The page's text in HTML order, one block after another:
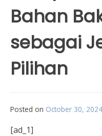
Bahan
sebagai
Pilihan
Posted on October 30, 2024
[ad_1]